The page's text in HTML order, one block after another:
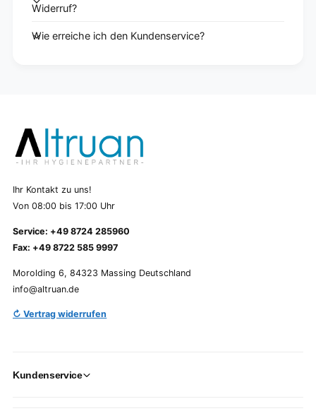
Widerruf?
Wie erreiche ich den Kundenservice?
Ihr Kontakt zu uns!
Von 08:00 bis 17:00 Uhr
Service: +49 8724 285960
Fax: +49 8722 585 9997
Morolding 6, 84323 Massing Deutschland
info@altruan.de
↻ Vertrag widerrufen
Kundenservice